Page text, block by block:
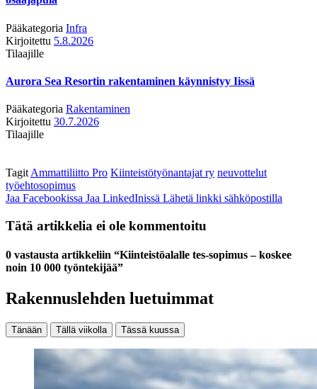
Pääkategoria Infra
Kirjoitettu 5.8.2026
Tilaajille
Aurora Sea Resortin rakentaminen käynnistyy Iissä
Pääkategoria Rakentaminen
Kirjoitettu 30.7.2026
Tilaajille
Tagit Ammattiliitto Pro Kiinteistötyönantajat ry neuvottelut
työehtosopimus
Jaa Facebookissa Jaa LinkedInissä Lähetä linkki sähköpostilla
Tätä artikkelia ei ole kommentoitu
0 vastausta artikkeliin “Kiinteistöalalle tes-sopimus – koskee
noin 10 000 työntekijää”
Rakennuslehden luetuimmat
Tänään Tällä viikolla Tässä kuussa